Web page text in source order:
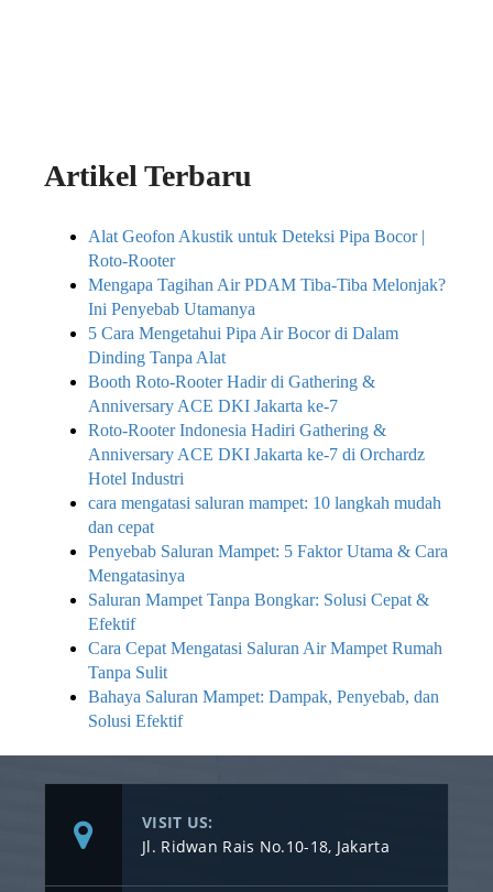
Artikel Terbaru
Alat Geofon Akustik untuk Deteksi Pipa Bocor |
Roto-Rooter
Mengapa Tagihan Air PDAM Tiba-Tiba Melonjak?
Ini Penyebab Utamanya
5 Cara Mengetahui Pipa Air Bocor di Dalam
Dinding Tanpa Alat
Booth Roto-Rooter Hadir di Gathering &
Anniversary ACE DKI Jakarta ke-7
Roto-Rooter Indonesia Hadiri Gathering &
Anniversary ACE DKI Jakarta ke-7 di Orchardz
Hotel Industri
cara mengatasi saluran mampet: 10 langkah mudah
dan cepat
Penyebab Saluran Mampet: 5 Faktor Utama & Cara
Mengatasinya
Saluran Mampet Tanpa Bongkar: Solusi Cepat &
Efektif
Cara Cepat Mengatasi Saluran Air Mampet Rumah
Tanpa Sulit
Bahaya Saluran Mampet: Dampak, Penyebab, dan
Solusi Efektif
VISIT US:
Jl. Ridwan Rais No.10-18, Jakarta